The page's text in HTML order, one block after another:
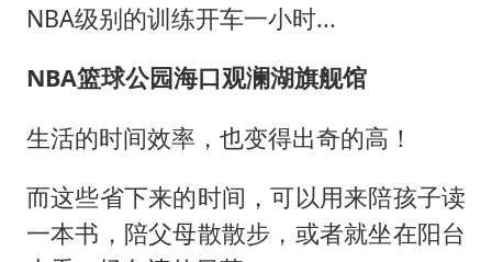
NBA级别的训练开车一小时...
NBA篮球公园海口观澜湖旗舰馆
生活的时间效率，也变得出奇的高！
而这些省下来的时间，可以用来陪孩子读
一本书，陪父母散散步，或者就坐在阳台